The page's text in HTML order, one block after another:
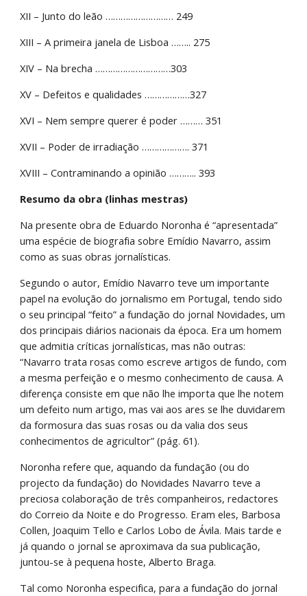
XII – Junto do leão ……………………… 249
XIII – A primeira janela de Lisboa …….. 275
XIV – Na brecha …………………………303
XV – Defeitos e qualidades ………………327
XVI – Nem sempre querer é poder ……… 351
XVII – Poder de irradiação ………………. 371
XVIII – Contraminando a opinião ……….. 393
Resumo da obra (linhas mestras)
Na presente obra de Eduardo Noronha é “apresentada”
uma espécie de biografia sobre Emídio Navarro, assim
como as suas obras jornalísticas.
Segundo o autor, Emídio Navarro teve um importante
papel na evolução do jornalismo em Portugal, tendo sido
o seu principal “feito” a fundação do jornal Novidades, um
dos principais diários nacionais da época. Era um homem
que admitia críticas jornalísticas, mas não outras:
“Navarro trata rosas como escreve artigos de fundo, com
a mesma perfeição e o mesmo conhecimento de causa. A
diferença consiste em que não lhe importa que lhe notem
um defeito num artigo, mas vai aos ares se lhe duvidarem
da formosura das suas rosas ou da valia dos seus
conhecimentos de agricultor” (pág. 61).
Noronha refere que, aquando da fundação (ou do
projecto da fundação) do Novidades Navarro teve a
preciosa colaboração de três companheiros, redactores
do Correio da Noite e do Progresso. Eram eles, Barbosa
Collen, Joaquim Tello e Carlos Lobo de Ávila. Mais tarde e
já quando o jornal se aproximava da sua publicação,
juntou-se à pequena hoste, Alberto Braga.
Tal como Noronha especifica, para a fundação do jornal